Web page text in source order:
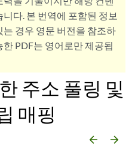
다. 본 번역에 포함된 정보
경우 영문 버전을 참조하
PDF는 영어로만 제공됩
주소 풀링 및
매핑
arrow_backward arrow_forward